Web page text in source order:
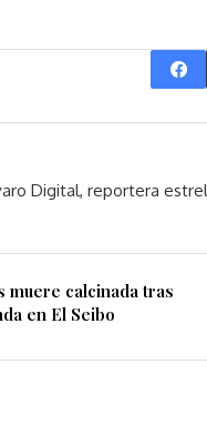
Digital, reportera
muere calcinada tras
en El Seibo